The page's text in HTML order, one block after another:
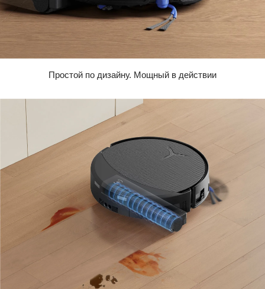
Простой по дизайну. Мощный в действии